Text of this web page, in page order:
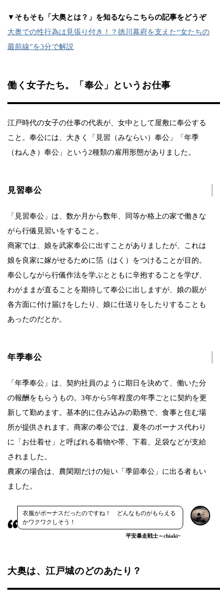
▼そもそも「大奥とは？」を知るならこちらの記事をどうぞ
大奥での性行為は見張り付き！？徳川幕府を支えた“女たちの
最前線”を3分で解説
働く女子たち。「奉公」というお仕事
江戸時代の女子の仕事の代表が、女中として屋敷に奉公する
こと。奉公には、大きく「見習（みならい）奉公」「年季
（ねんき）奉公」という2種類の雇用形態がありました。
見習奉公
「見習奉公」は、数か月から数年、同等か格上の家で働きな
がら行儀見習いをすること。
商家では、娘を武家奉公に出すことがありましたが、これは
娘を良家に嫁がせるために箔（はく）をつけることが目的。
奉公しながら行儀作法を学ぶとともに辛抱することを学び、
わがままが直ることを期待して奉公に出しますが、娘の親が
各方面に付け届けをしたり、娘に仕送りをしたりすることも
あったのだとか。
年季奉公
「年季奉公」は、契約社員のように期日を決めて、働いた分
の報酬をもらうもの。3年から5年程度の年季ごとに契約を更
新して勤めます。基本的に住み込みの勤務で、食事と住む場
所が提供されます。商家の奉公では、夏冬のボーナス代わり
に「お仕着せ」と呼ばれる着物や帯、下着、足袋などが支給
されました。
農家の場合は、農閑期だけの短い「季節奉公」に出る者もい
ました。
衣服がボーナスだったのですね！ どんなものがもらえる
かワクワクしそう！
平安暴走戦士～chiaki~
大奥は、江戸城のどのあたり？